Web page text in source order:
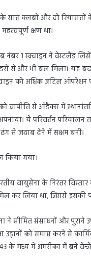
क्लबों और दो रियासतों के
क्षण था।
1 स्क्वाड्रन ने वेस्टलैंड
से और भी बल मिला। यह
को अधिक जटिल ऑपरेशन
वापीति से ऑडैक्स में
ये परिवर्तन परिचालन
से जवाब देने में सक्षम बनी।
गया।
वायुसेना के निरंतर
कर लिया था, जिससे इसकी
सीमित संसाधनों और पुराने
को समाप्त करने से
के मध्य में अमरीका में बने